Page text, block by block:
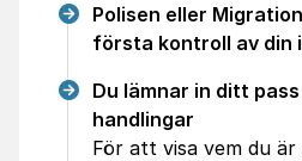
Polisen eller
första kontroll av din
Du lämnar in ditt
handlingar
För att visa vem du